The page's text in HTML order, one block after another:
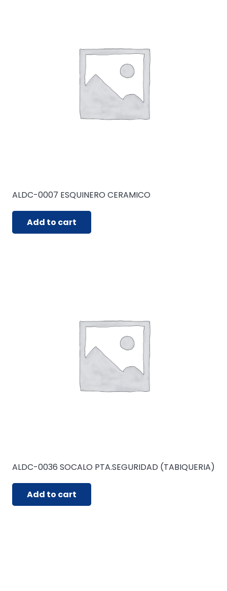
ALDC-0007 ESQUINERO CERAMICO
Add to cart
ALDC-0036 SOCALO PTA.SEGURIDAD (TABIQUERIA)
Add to cart